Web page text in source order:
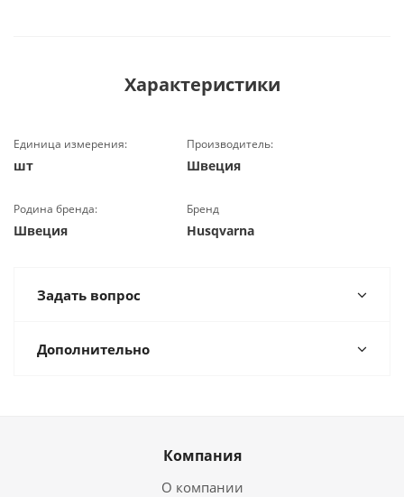
Характеристики
Единица измерения:
шт
Производитель:
Швеция
Родина бренда:
Швеция
Бренд
Husqvarna
Задать вопрос
Дополнительно
Компания
О компании